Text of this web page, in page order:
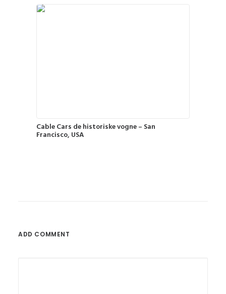
Cable Cars de historiske vogne – San
Francisco, USA
ADD COMMENT